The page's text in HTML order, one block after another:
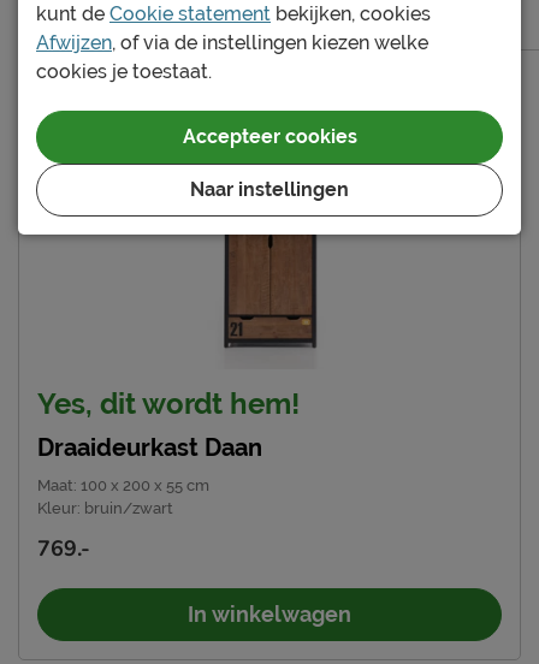
413.95 729.-
Yes, dit wordt hem!
Draaideurkast Daan
Maat: 100 x 200 x 55 cm
Kleur: bruin/zwart
769.-
In winkelwagen
kunt de Cookie statement bekijken, cookies
Afwijzen, of via de instellingen kiezen welke
cookies je toestaat.
Naar instellingen
Accepteer cookies